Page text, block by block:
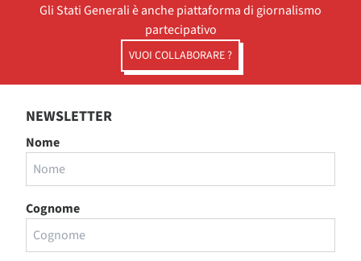
Gli Stati Generali è anche piattaforma di giornalismo
partecipativo
VUOI COLLABORARE ?
NEWSLETTER
Nome
Cognome